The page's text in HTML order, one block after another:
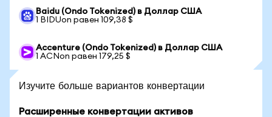
Baidu (Ondo Tokenized) в Доллар США
1 BIDUon равен 109,38 $
Accenture (Ondo Tokenized) в Доллар США
1 ACNon равен 179,25 $
Изучите больше вариантов конвертации
Расширенные конвертации активов